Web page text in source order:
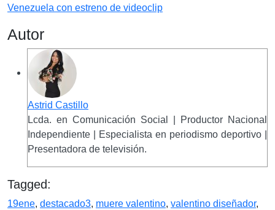
Venezuela con estreno de videoclip
Autor
Astrid Castillo
Lcda. en Comunicación Social | Productor Nacional
Independiente | Especialista en periodismo deportivo |
Presentadora de televisión.
Tagged:
19ene, destacado3, muere valentino, valentino diseñador,